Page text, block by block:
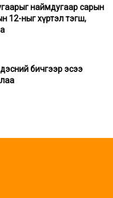
наймдугаар сарын
12-ныг хүртэл тэгш,
бичгээр эсээ